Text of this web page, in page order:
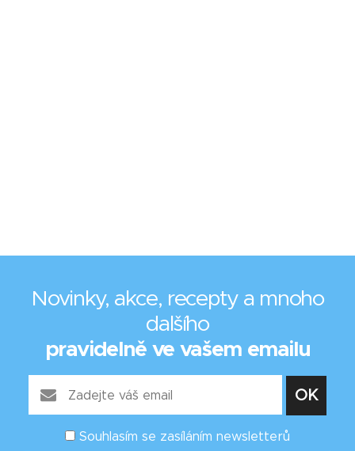
Novinky, akce, recepty a mnoho
dalšího
pravidelně ve vašem emailu
Souhlasím se zasíláním newsletterů